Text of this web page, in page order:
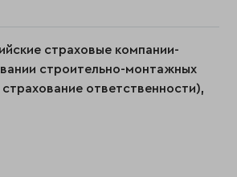
страховые компании-
строительно-монтажных
ответственности),